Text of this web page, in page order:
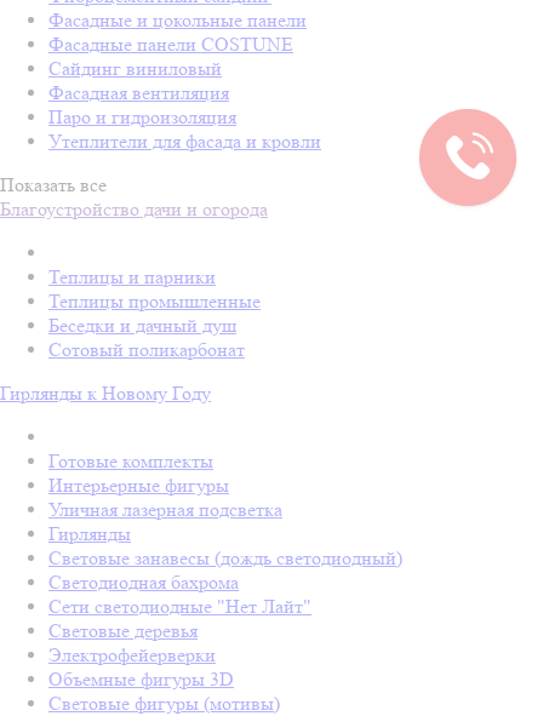
Фасадные и цокольные панели
Фасадные панели COSTUNE
Сайдинг виниловый
Фасадная вентиляция
Паро и гидроизоляция
Утеплители для фасада и кровли
Показать все
Благоустройство дачи и огорода
Теплицы и парники
Теплицы промышленные
Беседки и дачный душ
Сотовый поликарбонат
Гирлянды к Новому Году
Готовые комплекты
Интерьерные фигуры
Уличная лазерная подсветка
Гирлянды
Световые занавесы (дождь светодиодный)
Светодиодная бахрома
Сети светодиодные "Нет Лайт"
Световые деревья
Электрофейерверки
Объемные фигуры 3D
Световые фигуры (мотивы)